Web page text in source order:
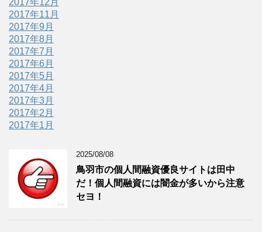
2017年12月
2017年11月
2017年9月
2017年8月
2017年7月
2017年6月
2017年5月
2017年4月
2017年3月
2017年2月
2017年1月
2025/08/08
鳥羽市の個人間融資優良サイトは田中
だ！個人間融資には闇金が多いから注意
セヨ！